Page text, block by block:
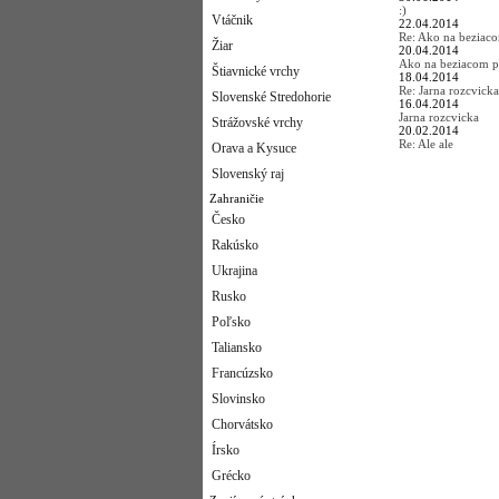
Vtáčnik
Žiar
Štiavnické vrchy
Slovenské Stredohorie
Strážovské vrchy
Orava a Kysuce
Slovenský raj
Zahraničie
Česko
Rakúsko
Ukrajina
Rusko
Poľsko
Taliansko
Francúzsko
Slovinsko
Chorvátsko
Írsko
Grécko
:)
22.04.2014
Re: Ako na
20.04.2014
Ako na beziacom
18.04.2014
Re: Jarna rozcvicka
16.04.2014
Jarna rozcvicka
20.02.2014
Re: Ale ale